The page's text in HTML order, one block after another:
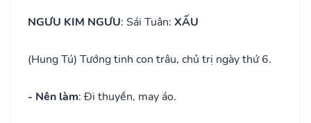
NGƯU KIM NGƯU: Sái Tuân: XẤU
(Hung Tú) Tướng tinh con trâu, chủ trị ngày thứ 6.
- Nên làm: Đi thuyền, may áo.